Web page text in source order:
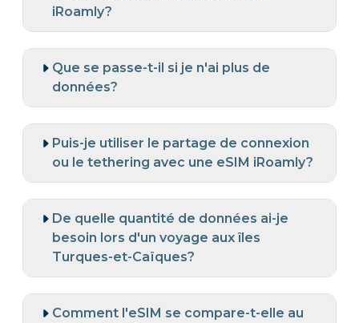
iRoamly?
Que se passe-t-il si je n'ai plus de
données?
Puis-je utiliser le partage de connexion
ou le tethering avec une eSIM iRoamly?
De quelle quantité de données ai-je
besoin lors d'un voyage aux îles
Turques-et-Caïques?
Comment l'eSIM se compare-t-elle au